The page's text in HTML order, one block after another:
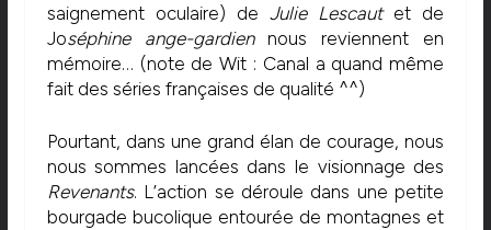
saignement oculaire) de Julie Lescautet de
Joséphine ange-gardiennous reviennent en
mémoire… (note de Wit : Canal a quand même
fait des séries françaises de qualité ^^)
Pourtant, dans une grand élan de courage, nous
nous sommes lancées dans le visionnage des
Revenants. L’action se déroule dans une petite
bourgade bucolique entourée de montagnes et